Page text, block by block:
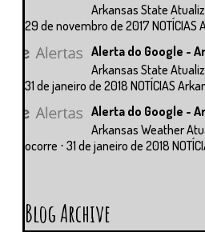
Arkansas State
29 de novembro de 2017 NOTÍCIAS
Alerta do Google -
Arkansas State
31 de janeiro de 2018 NOTÍCIAS
Alerta do Google -
Arkansas Weather
ocorre ⋅ 31 de janeiro de 2018
Blog Archive